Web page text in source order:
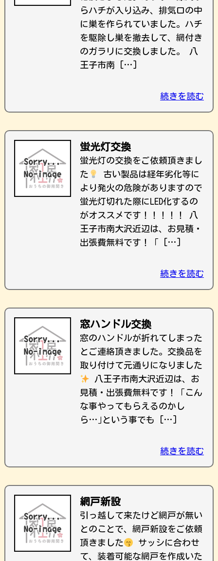
らハチが入り込み、排気口の中
に巣を作られていました。ハチ
を駆除し巣を撤去して、網付き
のガラリに交換しました。 八
王子市南 […]
続きを読む
蛍光灯交換
蛍光灯の交換をご依頼頂きまし
た
古い製品は経年劣化等に
より発火の危険がありますので
蛍光灯切れた際にLED化するの
がオススメです！！！！！ 八
王子市南大沢近辺は、お見積・
出張費無料です！ ｢ […]
続きを読む
窓ハンドル交換
窓のハンドルが折れてしまった
とご連絡頂きました。交換品を
取り付けて元通りになりました
八王子市南大沢近辺は、お
見積・出張費無料です！ ｢こん
な事やってもらえるのかし
ら…｣という事でも […]
続きを読む
網戸新設
引っ越して来たけど網戸が無い
とのことで、網戸新設をご依頼
頂きました
サッシに合わせ
て、装着可能な網戸を作成いた